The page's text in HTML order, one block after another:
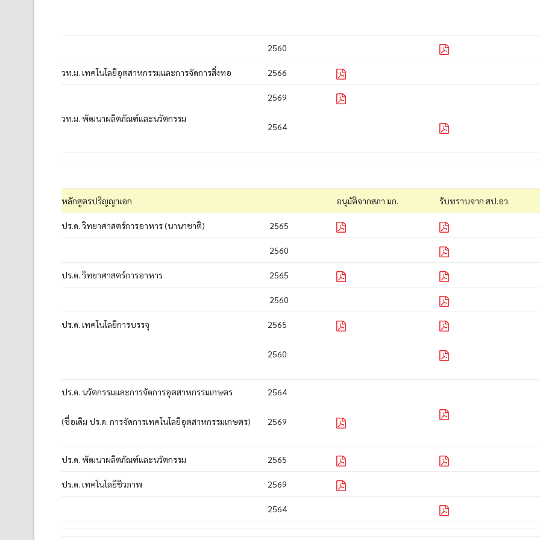
2560
วท.ม. เทคโนโลยีอุตสาหกรรมและการจัดการสิ่งทอ 2566
วท.ม. พัฒนาผลิตภัณฑ์และนวัตกรรม
2569
2564
หลักสูตรปริญญาเอก อนุมัติจากสภา มก. รับทราบจาก สป.อว.
ปร.ด. วิทยาศาสตร์การอาหาร (นานาชาติ) 2565
2560
ปร.ด. วิทยาศาสตร์การอาหาร 2565
2560
ปร.ด. เทคโนโลยีการบรรจุ 2565
2560
ปร.ด. นวัตกรรมและการจัดการอุตสาหกรรมเกษตร
(ชื่อเดิม ปร.ด. การจัดการเทคโนโลยีอุตสาหกรรมเกษตร)
2564
2569
ปร.ด. พัฒนาผลิตภัณฑ์และนวัตกรรม 2565
ปร.ด. เทคโนโลยีชีวภาพ 2569
2564